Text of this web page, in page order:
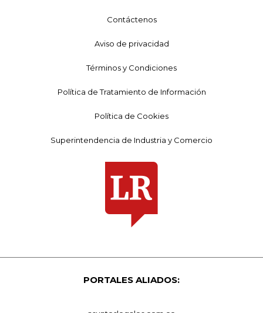
Contáctenos
Aviso de privacidad
Términos y Condiciones
Política de Tratamiento de Información
Política de Cookies
Superintendencia de Industria y Comercio
PORTALES ALIADOS: